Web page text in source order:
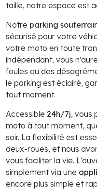
taille, notre espace est
Notre parking
sécurisé pour votre
votre moto en toute
indépendant, vous
foules ou des
le parking est éclairé,
tout moment.
Accessible 24h/7j, vous
moto à tout moment,
soir. La flexibilité est
deux-roues, et nous
vous faciliter la vie.
simplement via une
encore plus simple et